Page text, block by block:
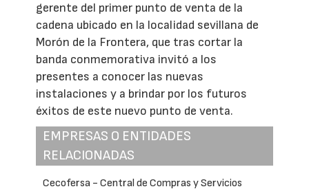
gerente del primer punto de venta de la
cadena ubicado en la localidad sevillana de
Morón de la Frontera, que tras cortar la
banda conmemorativa invitó a los
presentes a conocer las nuevas
instalaciones y a brindar por los futuros
éxitos de este nuevo punto de venta.
EMPRESAS O ENTIDADES
RELACIONADAS
Cecofersa - Central de Compras y Servicios